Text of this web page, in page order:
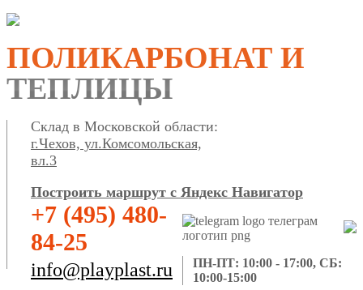
ПОЛИКАРБОНАТ И
ТЕПЛИЦЫ
Склад в Московской области:
г.Чехов, ул.Комсомольская,
вл.3
Построить маршрут с Яндекс Навигатор
+7 (495) 480-
84-25
info@playplast.ru
ПН-ПТ: 10:00 - 17:00, СБ:
10:00-15:00